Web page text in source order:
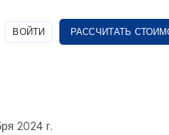
ВОЙТИ РАССЧИТАТЬ
2024 г.